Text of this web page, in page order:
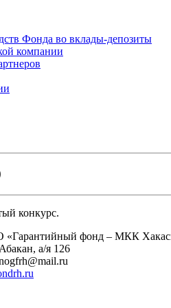
Фонда во вклады-депозиты
компании
конкурс.
«Гарантийный фонд – МКК
а/я 126